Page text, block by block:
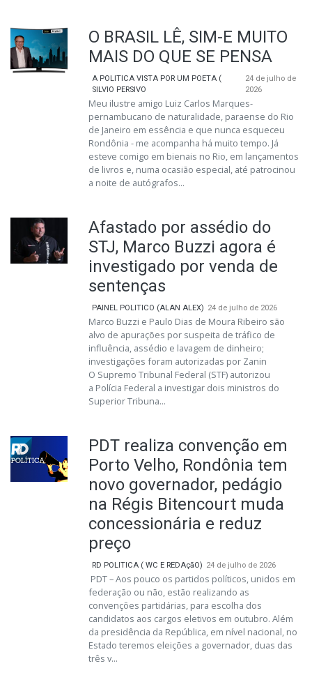
O BRASIL LÊ, SIM-E MUITO
MAIS DO QUE SE PENSA
A POLITICA VISTA POR UM POETA (
SILVIO PERSIVO
24 de julho de
2026
Meu ilustre amigo Luiz Carlos Marques-
pernambucano de naturalidade, paraense do Rio
de Janeiro em essência e que nunca esqueceu
Rondônia - me acompanha há muito tempo. Já
esteve comigo em bienais no Rio, em lançamentos
de livros e, numa ocasião especial, até patrocinou
a noite de autógrafos...
Afastado por assédio do
STJ, Marco Buzzi agora é
investigado por venda de
sentenças
PAINEL POLITICO (ALAN ALEX) 24 de julho de 2026
Marco Buzzi e Paulo Dias de Moura Ribeiro são
alvo de apurações por suspeita de tráfico de
influência, assédio e lavagem de dinheiro;
investigações foram autorizadas por Zanin
O Supremo Tribunal Federal (STF) autorizou
a Polícia Federal a investigar dois ministros do
Superior Tribuna...
PDT realiza convenção em
Porto Velho, Rondônia tem
novo governador, pedágio
na Régis Bitencourt muda
concessionária e reduz
preço
RD POLITICA ( WC E REDAçãO) 24 de julho de 2026
PDT – Aos pouco os partidos políticos, unidos em
federação ou não, estão realizando as
convenções partidárias, para escolha dos
candidatos aos cargos eletivos em outubro. Além
da presidência da República, em nível nacional, no
Estado teremos eleições a governador, duas das
três v...